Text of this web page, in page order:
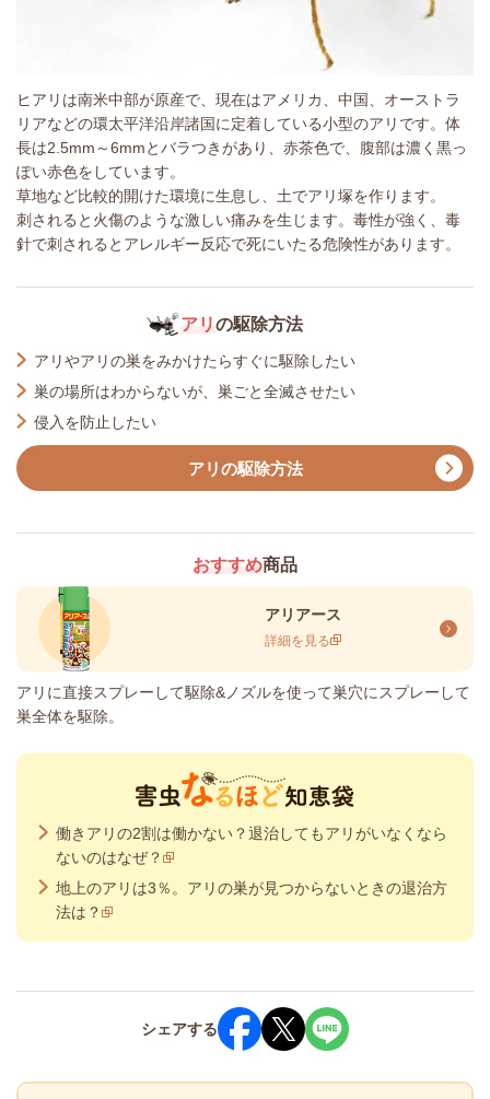
ヒアリは南米中部が原産で、現在はアメリカ、中国、オーストラ
リアなどの環太平洋沿岸諸国に定着している小型のアリです。体
長は2.5mm～6mmとバラつきがあり、赤茶色で、腹部は濃く黒っ
ぽい赤色をしています。
草地など比較的開けた環境に生息し、土でアリ塚を作ります。
刺されると火傷のような激しい痛みを生じます。毒性が強く、毒
針で刺されるとアレルギー反応で死にいたる危険性があります。
アリの駆除方法
アリやアリの巣をみかけたらすぐに駆除したい
巣の場所はわからないが、巣ごと全滅させたい
侵入を防止したい
アリの駆除方法
おすすめ商品
アリアース
詳細を見る
アリに直接スプレーして駆除&ノズルを使って巣穴にスプレーして
巣全体を駆除。
働きアリの2割は働かない？退治してもアリがいなくなら
ないのはなぜ？
地上のアリは3％。アリの巣が見つからないときの退治方
法は？
シェアする